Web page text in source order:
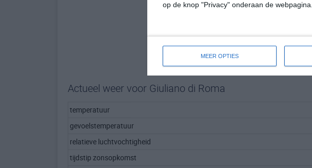
op de knop "Privacy" onderaan de webpagina.
MEER OPTIES
Actueel weer voor Giuliano di Roma
temperatuur
gevoelstemperatuur
relatieve luchtvochtigheid
tijdstip zonsopkomst